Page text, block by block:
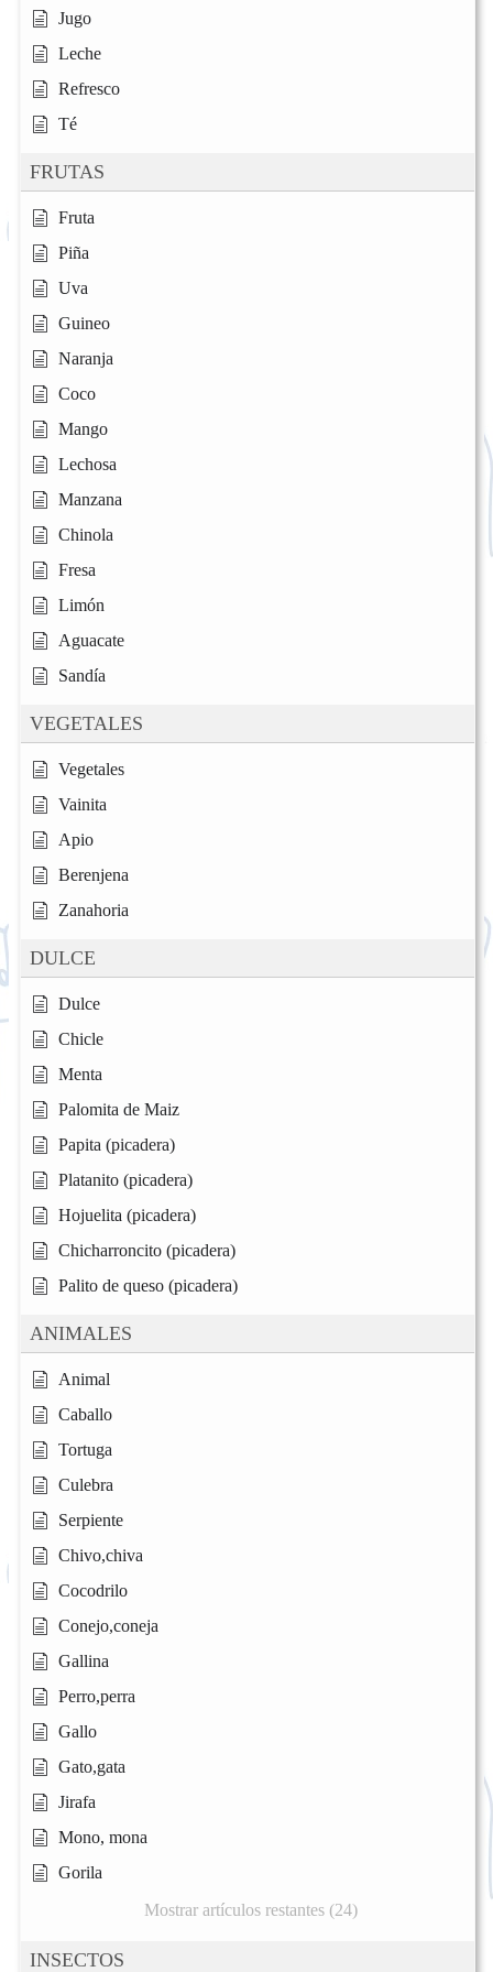
Jugo
Leche
Refresco
Té
FRUTAS
Fruta
Piña
Uva
Guineo
Naranja
Coco
Mango
Lechosa
Manzana
Chinola
Fresa
Limón
Aguacate
Sandía
VEGETALES
Vegetales
Vainita
Apio
Berenjena
Zanahoria
DULCE
Dulce
Chicle
Menta
Palomita de Maiz
Papita (picadera)
Platanito (picadera)
Hojuelita (picadera)
Chicharroncito (picadera)
Palito de queso (picadera)
ANIMALES
Animal
Caballo
Tortuga
Culebra
Serpiente
Chivo,chiva
Cocodrilo
Conejo,coneja
Gallina
Perro,perra
Gallo
Gato,gata
Jirafa
Mono, mona
Gorila
Mostrar artículos restantes (24)
INSECTOS